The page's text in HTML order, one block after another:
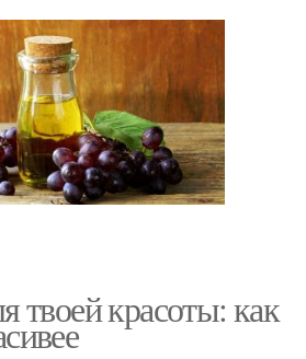
твоей красоты: как